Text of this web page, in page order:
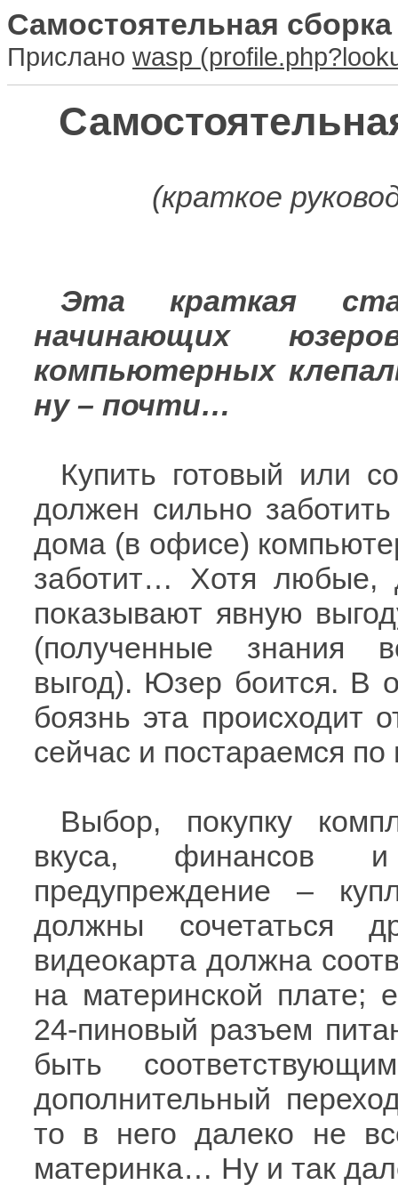
Самостоятельная
Прислано wasp
(краткое
Эта краткая
начинающих
компьютерных
ну – почти…
Купить готовый или
должен сильно
дома (в офисе)
заботит… Хотя любые,
показывают явную
(полученные знания
выгод). Юзер боится. В
боязнь эта происходит
сейчас и постараемся
Выбор, покупку
вкуса, финансов
предупреждение –
должны сочетаться
видеокарта должна
на материнской плате;
24-пиновый разъем
быть
дополнительный
то в него далеко не
материнка… Ну и так